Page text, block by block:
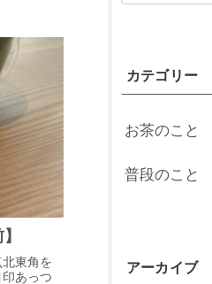
東角を
あっつ
カテゴリー
お茶のこと
普段のこと
アーカイブ